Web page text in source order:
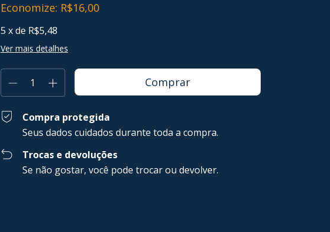
Economize: R$16,00
5 x de R$5,48
Ver mais detalhes
Compra protegida
Seus dados cuidados durante toda a compra.
Trocas e devoluções
Se não gostar, você pode trocar ou devolver.